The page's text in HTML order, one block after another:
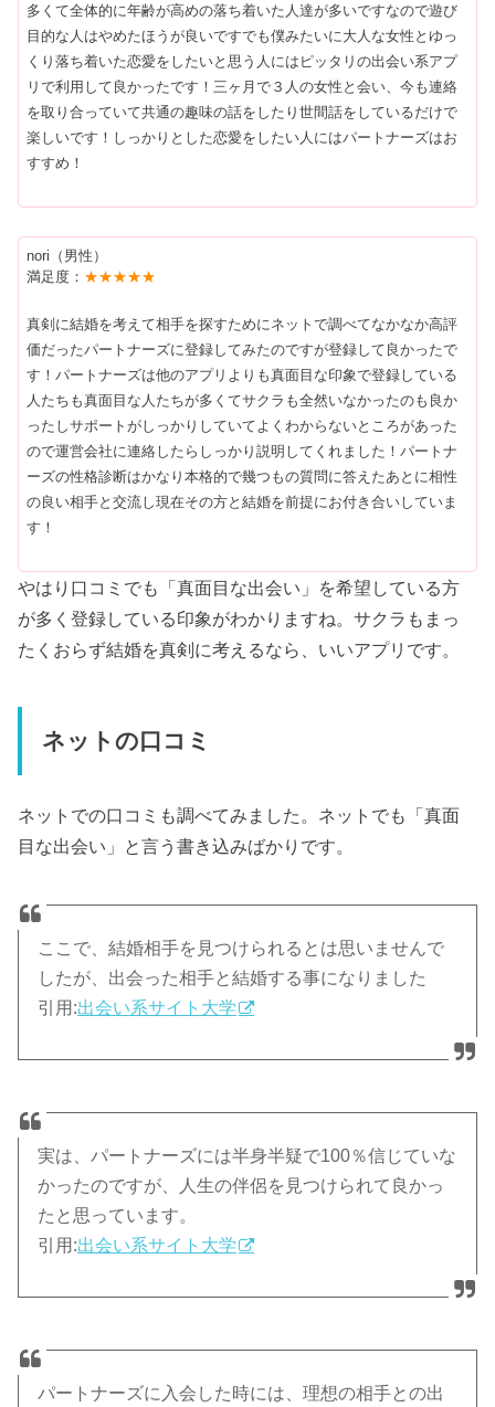
多くて全体的に年齢が高めの落ち着いた人達が多いですなので遊び
目的な人はやめたほうが良いですでも僕みたいに大人な女性とゆっ
くり落ち着いた恋愛をしたいと思う人にはピッタリの出会い系アプ
リで利用して良かったです！三ヶ月で３人の女性と会い、今も連絡
を取り合っていて共通の趣味の話をしたり世間話をしているだけで
楽しいです！しっかりとした恋愛をしたい人にはパートナーズはお
すすめ！
nori（男性）
満足度： ★★★★★
真剣に結婚を考えて相手を探すためにネットで調べてなかなか高評
価だったパートナーズに登録してみたのですが登録して良かったで
す！パートナーズは他のアプリよりも真面目な印象で登録している
人たちも真面目な人たちが多くてサクラも全然いなかったのも良か
ったしサポートがしっかりしていてよくわからないところがあった
ので運営会社に連絡したらしっかり説明してくれました！パートナ
ーズの性格診断はかなり本格的で幾つもの質問に答えたあとに相性
の良い相手と交流し現在その方と結婚を前提にお付き合いしていま
す！
やはり口コミでも「真面目な出会い」を希望している方
が多く登録している印象がわかりますね。サクラもまっ
たくおらず結婚を真剣に考えるなら、いいアプリです。
ネットの口コミ
ネットでの口コミも調べてみました。ネットでも「真面
目な出会い」と言う書き込みばかりです。
ここで、結婚相手を見つけられるとは思いませんで
したが、出会った相手と結婚する事になりました
引用:出会い系サイト大学
実は、パートナーズには半身半疑で100％信じていな
かったのですが、人生の伴侶を見つけられて良かっ
たと思っています。
引用:出会い系サイト大学
パートナーズに入会した時には、理想の相手との出